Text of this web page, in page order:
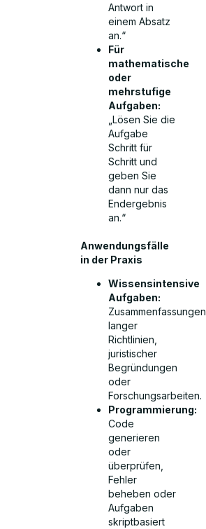
Antwort in
einem Absatz
an.“
Für
mathematische
oder
mehrstufige
Aufgaben:
„Lösen Sie die
Aufgabe
Schritt für
Schritt und
geben Sie
dann nur das
Endergebnis
an.“
Anwendungsfälle
in der Praxis
Wissensintensive
Aufgaben:
Zusammenfassungen
langer
Richtlinien,
juristischer
Begründungen
oder
Forschungsarbeiten.
Programmierung:
Code
generieren
oder
überprüfen,
Fehler
beheben oder
Aufgaben
skriptbasiert